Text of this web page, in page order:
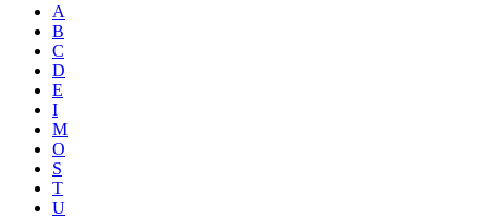
A
B
C
D
E
I
M
O
S
T
U